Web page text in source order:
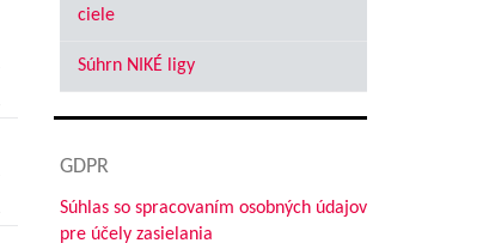
ciele
Súhrn NIKÉ ligy
GDPR
Súhlas so spracovaním osobných údajov
pre účely zasielania